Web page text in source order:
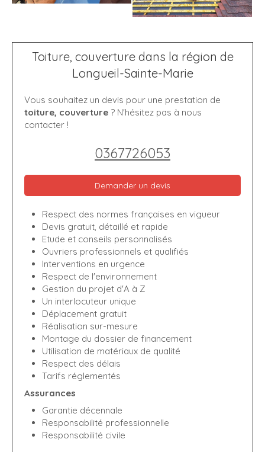
Toiture, couverture dans la région de
Longueil-Sainte-Marie
Vous souhaitez un devis pour une prestation de
toiture, couverture ? N'hésitez pas à nous
contacter !
0367726053
Demander un devis
Respect des normes françaises en vigueur
Devis gratuit, détaillé et rapide
Etude et conseils personnalisés
Ouvriers professionnels et qualifiés
Interventions en urgence
Respect de l'environnement
Gestion du projet d'A à Z
Un interlocuteur unique
Déplacement gratuit
Réalisation sur-mesure
Montage du dossier de financement
Utilisation de matériaux de qualité
Respect des délais
Tarifs réglementés
Assurances
Garantie décennale
Responsabilité professionnelle
Responsabilité civile